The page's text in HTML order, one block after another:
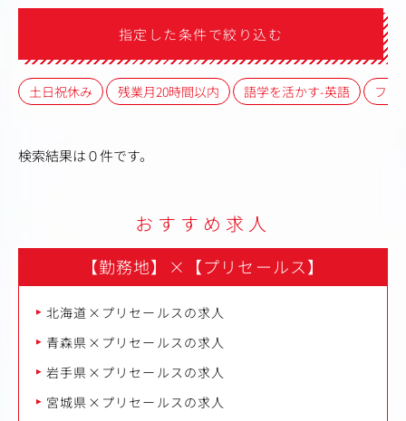
指定した条件で絞り込む
土日祝休み 残業月20時間以内 語学を活かす-英語 フレ
検索結果は０件です。
おすすめ求人
【勤務地】 × 【プリセールス】
北海道×プリセールスの求人
青森県×プリセールスの求人
岩手県×プリセールスの求人
宮城県×プリセールスの求人